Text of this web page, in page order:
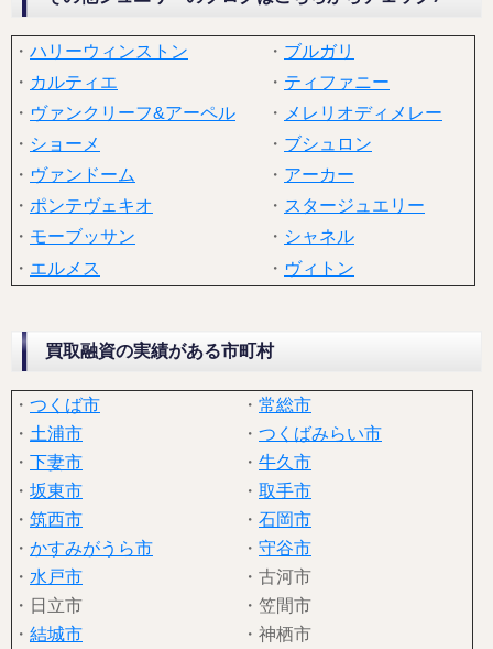
・ ハリーウィンストン ・ ブルガリ
・ カルティエ ・ ティファニー
・ ヴァンクリーフ&アーペル ・ メレリオディメレー
・ ショーメ ・ ブシュロン
・ ヴァンドーム ・ アーカー
・ ポンテヴェキオ ・ スタージュエリー
・ モーブッサン ・ シャネル
・ エルメス ・ ヴィトン
買取融資の実績がある市町村
・ つくば市 ・ 常総市
・ 土浦市 ・ つくばみらい市
・ 下妻市 ・ 牛久市
・ 坂東市 ・ 取手市
・ 筑西市 ・ 石岡市
・ かすみがうら市 ・ 守谷市
・ 水戸市
・古河市
・日立市
・笠間市
・ 結城市
・神栖市